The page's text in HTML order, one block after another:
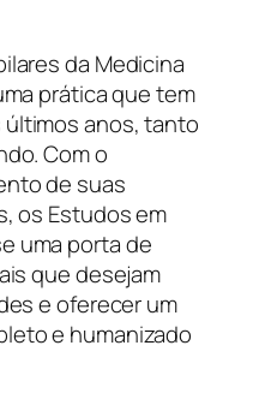
da Medicina
prática que tem
anos, tanto
Com o
de suas
os Estudos em
uma porta de
que desejam
e oferecer um
e humanizado